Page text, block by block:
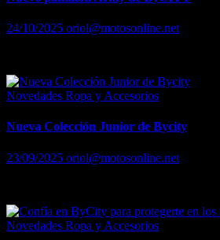
24/10/2025 oriol@motosonline.net
Novedades Ropa y Accesorios
Nueva Colección Junior de Bycity
23/09/2025 oriol@motosonline.net
Novedades Ropa y Accesorios